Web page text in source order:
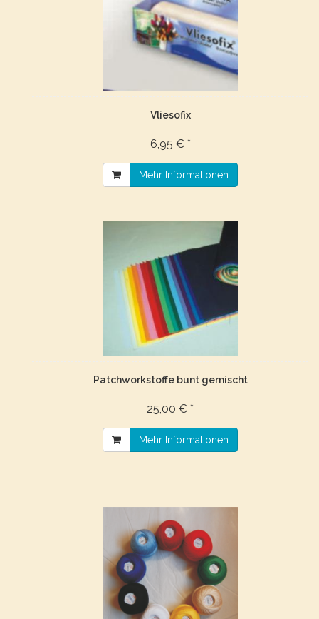
Vliesofix
6,95 € *
Mehr Informationen
Patchworkstoffe bunt gemischt
25,00 € *
Mehr Informationen